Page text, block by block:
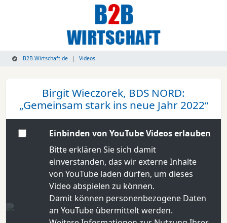
B2B-Wirtschaft.de Videos
Birgit Wieczorek, BDS NORD:
„Gemeinsam stark ins neue Jahr 2022“
Einbinden von YouTube Videos erlauben
Bitte erklären Sie sich damit
einverstanden, das wir externe Inhalte
von YouTube laden dürfen, um dieses
Video abspielen zu können.
Damit können personenbezogene Daten
an YouTube übermittelt werden.